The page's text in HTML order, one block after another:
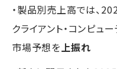
・製品別売上高では、
クライアント・コンピュ
市場予想を上振れ